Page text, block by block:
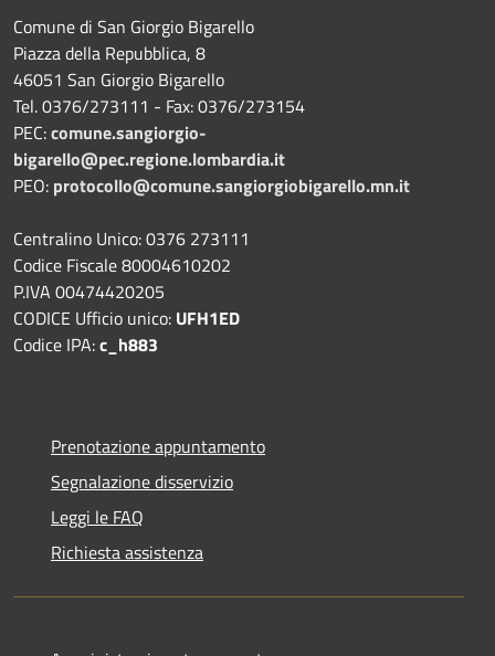
Comune di San Giorgio Bigarello
Piazza della Repubblica, 8
46051 San Giorgio Bigarello
Tel. 0376/273111 - Fax: 0376/273154
PEC:comune.sangiorgio-
bigarello@pec.regione.lombardia.it
PEO: protocollo@comune.sangiorgiobigarello.mn.it
Centralino Unico: 0376 273111
Codice Fiscale 80004610202
P.IVA 00474420205
CODICE Ufficio unico: UFH1ED
Codice IPA:c_h883
Prenotazione appuntamento
Segnalazione disservizio
Leggi le FAQ
Richiesta assistenza